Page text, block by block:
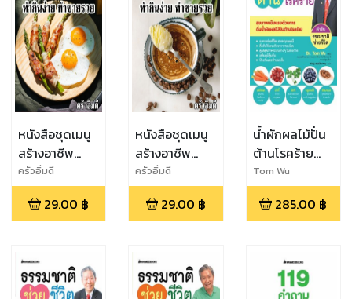
หนังสือชุดเมนู
สร้างอาชีพ
อาหารคีโต ทำ
กินง่าย ทำขาย
รวย
ครัวอิ่มดี
29.00 ฿
หนังสือชุดเมนู
สร้างอาชีพ
เครื่องดื่มคีโต
ทำกินง่าย ทำ
ขายรวย
ครัวอิ่มดี
29.00 ฿
น้ำผักผลไม้ปั่น
ต้านโรคร้าย
(ปกใหม่) (eb)
Tom Wu
285.00 ฿